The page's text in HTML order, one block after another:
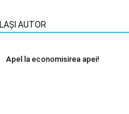
AUTOR
Apel la economisirea apei!